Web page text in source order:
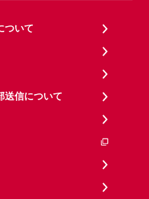
ついて
送信について